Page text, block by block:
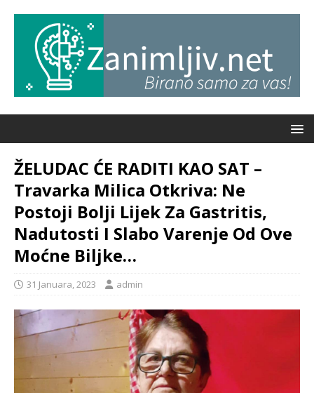
ŽELUDAC ĆE RADITI KAO SAT –
Travarka Milica Otkriva: Ne
Postoji Bolji Lijek Za Gastritis,
Nadutosti I Slabo Varenje Od Ove
Moćne Biljke…
31 Januara, 2023 admin